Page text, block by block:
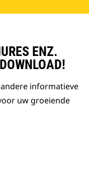
ENZ.
informatieve
uw groeiende